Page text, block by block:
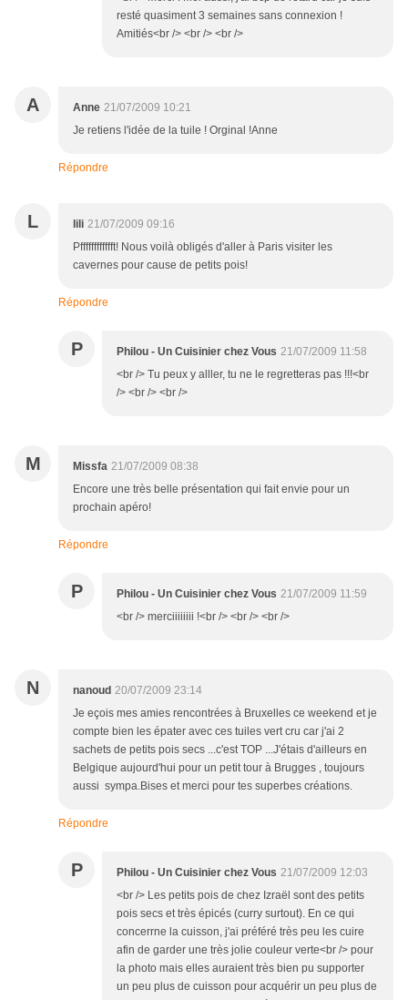
resté quasiment 3 semaines sans connexion !
Amitiés<br /> <br /> <br />
A Anne 21/07/2009 10:21
Je retiens l'idée de la tuile ! Orginal !Anne
Répondre
L lili 21/07/2009 09:16
Pfffffffffffft! Nous voilà obligés d'aller à Paris visiter les
cavernes pour cause de petits pois!
Répondre
P Philou - Un Cuisinier chez Vous 21/07/2009 11:58
<br /> Tu peux y alller, tu ne le regretteras pas !!!<br
/> <br /> <br />
M Missfa 21/07/2009 08:38
Encore une très belle présentation qui fait envie pour un
prochain apéro!
Répondre
P Philou - Un Cuisinier chez Vous 21/07/2009 11:59
<br /> merciiiiiiii !<br /> <br /> <br />
N nanoud 20/07/2009 23:14
Je eçois mes amies rencontrées à Bruxelles ce weekend et je
compte bien les épater avec ces tuiles vert cru car j'ai 2
sachets de petits pois secs ...c'est TOP ...J'étais d'ailleurs en
Belgique aujourd'hui pour un petit tour à Brugges , toujours
aussi sympa.Bises et merci pour tes superbes créations.
Répondre
P Philou - Un Cuisinier chez Vous 21/07/2009 12:03
<br /> Les petits pois de chez Izraël sont des petits
pois secs et très épicés (curry surtout). En ce qui
concerrne la cuisson, j'ai préféré très peu les cuire
afin de garder une très jolie couleur verte<br /> pour
la photo mais elles auraient très bien pu supporter
un peu plus de cuisson pour acquérir un peu plus de